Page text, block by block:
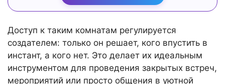
Доступ к таким комнатам регулируется
создателем: только он решает, кого впустить в
инстант, а кого нет. Это делает их идеальным
инструментом для проведения закрытых встреч,
мероприятий или просто общения в уютной